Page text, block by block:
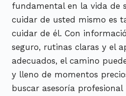
fundamental en la vida de
cuidar de usted mismo es
cuidar de él. Con
seguro, rutinas claras y el
adecuados, el camino
y lleno de momentos
buscar asesoría